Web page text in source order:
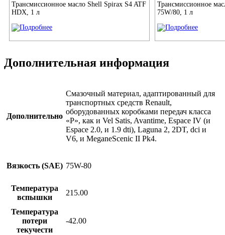
Трансмиссионное масло Shell Spirax S4 ATF
HDX, 1 л
Трансмиссионное
75W/80, 1 л
Дополнительная информация
Дополнительно
Смазочный материал, адаптированный для
транспортных средств Renault,
оборудованных коробками передач класса
«Р», как и Vel Satis, Avantime, Espace IV (и
Espace 2.0, и 1.9 dti), Laguna 2, 2DT, dci и
V6, и MeganeScenic II Pk4.
Вязкость (SAE) 75W-80
Температура
вспышки
215.00
Температура
потери
текучести
-42.00